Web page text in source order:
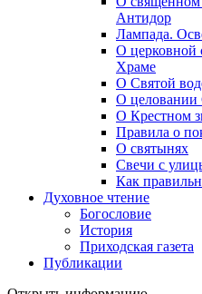
Антидор
Лампада.
О церковной
Храме
О Святой
О целовании
О Крестном
Правила о
О святынях
Свечи с
Как
Духовное чтение
Богословие
История
Приходская газета
Публикации